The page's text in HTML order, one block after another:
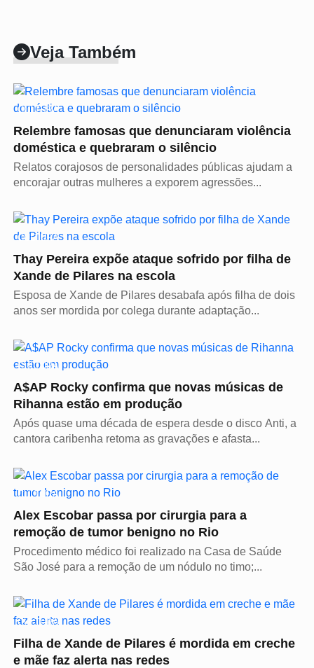
Veja Também
CULTURA
Relembre famosas que denunciaram violência
doméstica e quebraram o silêncio
Relatos corajosos de personalidades públicas ajudam a
encorajar outras mulheres a exporem agressões...
CULTURA
Thay Pereira expõe ataque sofrido por filha de
Xande de Pilares na escola
Esposa de Xande de Pilares desabafa após filha de dois
anos ser mordida por colega durante adaptação...
CULTURA
A$AP Rocky confirma que novas músicas de
Rihanna estão em produção
Após quase uma década de espera desde o disco Anti, a
cantora caribenha retoma as gravações e afasta...
CULTURA
Alex Escobar passa por cirurgia para a
remoção de tumor benigno no Rio
Procedimento médico foi realizado na Casa de Saúde
São José para a remoção de um nódulo no timo;...
CULTURA
Filha de Xande de Pilares é mordida em creche
e mãe faz alerta nas redes